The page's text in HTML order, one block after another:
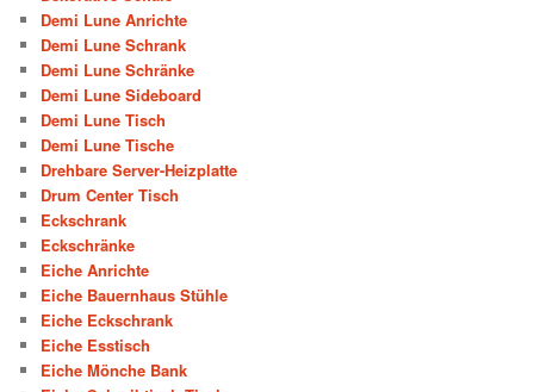
Demi Lune Anrichte
Demi Lune Schrank
Demi Lune Schränke
Demi Lune Sideboard
Demi Lune Tisch
Demi Lune Tische
Drehbare Server-Heizplatte
Drum Center Tisch
Eckschrank
Eckschränke
Eiche Anrichte
Eiche Bauernhaus Stühle
Eiche Eckschrank
Eiche Esstisch
Eiche Mönche Bank